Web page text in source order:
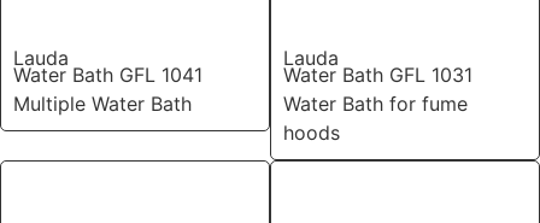
Lauda
Water Bath GFL 1041
Multiple Water Bath
Lauda
Water Bath GFL 1031
Water Bath for fume
hoods